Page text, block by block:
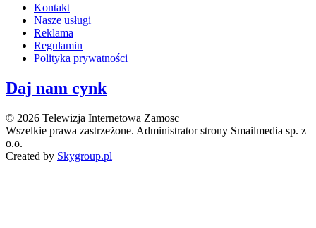
Kontakt
Nasze usługi
Reklama
Regulamin
Polityka prywatności
Daj nam cynk
© 2026 Telewizja Internetowa Zamosc
Wszelkie prawa zastrzeżone. Administrator strony Smailmedia sp. z
o.o.
Created by Skygroup.pl